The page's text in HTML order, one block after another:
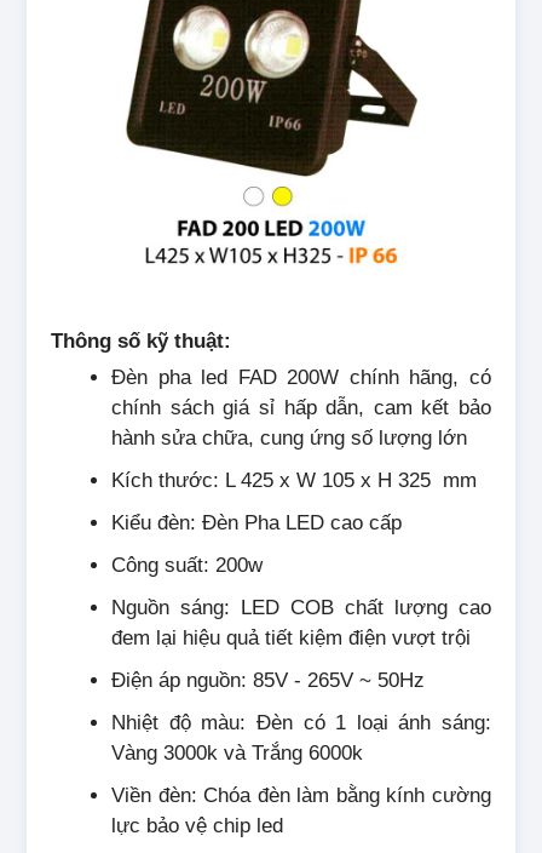
Thông số kỹ thuật:
Đèn pha led FAD 200W chính hãng, có
chính sách giá sỉ hấp dẫn, cam kết bảo
hành sửa chữa, cung ứng số lượng lớn
Kích thước: L 425 x W 105 x H 325 mm
Kiểu đèn: Đèn Pha LED cao cấp
Công suất: 200w
Nguồn sáng: LED COB chất lượng cao
đem lại hiệu quả tiết kiệm điện vượt trội
Điện áp nguồn: 85V - 265V ~ 50Hz
Nhiệt độ màu: Đèn có 1 loại ánh sáng:
Vàng 3000k và Trắng 6000k
Viền đèn: Chóa đèn làm bằng kính cường
lực bảo vệ chip led